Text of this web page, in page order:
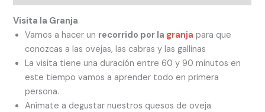
Visita la Granja
Vamos a hacer un recorrido por la granja para que
conozcas a las ovejas, las cabras y las gallinas
La visita tiene una duración entre 60 y 90 minutos en
este tiempo vamos a aprender todo en primera
persona.
Anímate a degustar nuestros quesos de oveja